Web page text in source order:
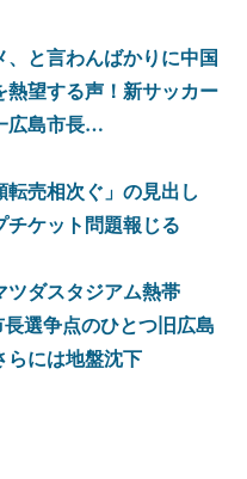
と言わんばかりに中国
望する声！新サッカー
広島市長…
転売相次ぐ」の見出し
ケット問題報じる
ツダスタジアム熱帯
選争点のひとつ旧広島
らには地盤沈下